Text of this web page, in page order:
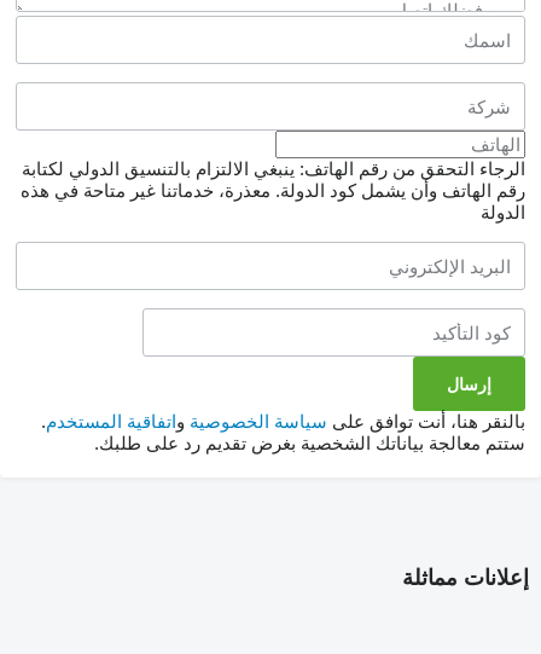
الرجاء التحقق من رقم الهاتف: ينبغي الالتزام بالتنسيق الدولي لكتابة
رقم الهاتف وأن يشمل كود الدولة. معذرة، خدماتنا غير متاحة في هذه
الدولة
بالنقر هنا، أنت توافق على سياسة الخصوصية واتفاقية المستخدم.
ستتم معالجة بياناتك الشخصية بغرض تقديم رد على طلبك.
إعلانات مماثلة